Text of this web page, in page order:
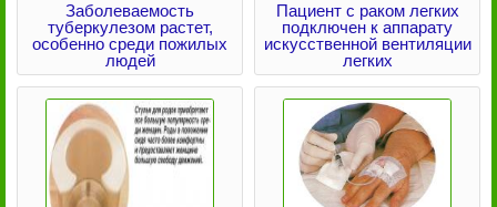
Заболеваемость
туберкулезом растет,
особенно среди пожилых
людей
Пациент с раком легких
подключен к аппарату
искусственной вентиляции
легких